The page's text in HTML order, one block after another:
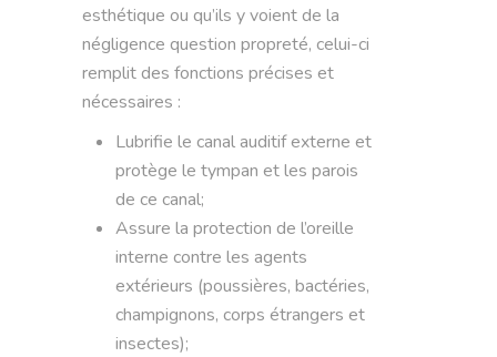
esthétique ou qu’ils y voient de la
négligence question propreté, celui-ci
remplit des fonctions précises et
nécessaires :
Lubrifie le canal auditif externe et
protège le tympan et les parois
de ce canal;
Assure la protection de l’oreille
interne contre les agents
extérieurs (poussières, bactéries,
champignons, corps étrangers et
insectes);